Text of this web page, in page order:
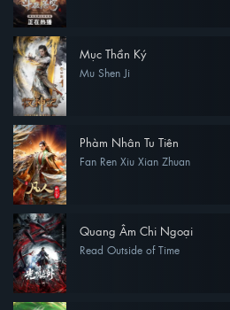
Mục Thần Ký
Mu Shen Ji
Phàm Nhân Tu Tiên
Fan Ren Xiu Xian Zhuan
Quang Âm Chi Ngoại
Read Outside of Time